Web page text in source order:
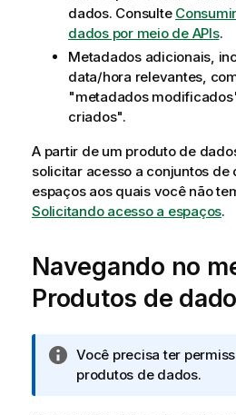
dados. Consulte
dados por meio de APIs.
Metadados adicionais,
data/hora relevantes,
"metadados
criados".
A partir de um produto de
solicitar acesso a conjuntos de
espaços aos quais você não
Solicitando acesso a espaços.
Navegando no
Produtos de
N
o
Você precisa ter
produtos de dados.